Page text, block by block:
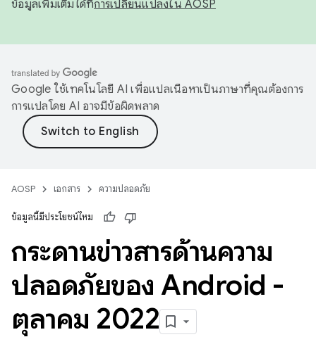
ข้อมูลเพิ่มเติมได้ที่การเปลี่ยนแปลงใน AOSP
Google ใช้เทคโนโลยี AI เพื่อแปลเนื้อหาเป็นภาษาที่คุณต้องการ
การแปลโดย AI อาจมีข้อผิดพลาด
AOSP เอกสาร ความปลอดภัย
ข้อมูลนี้มีประโยชน์ไหม
กระดานข่าวสารด้านความ
ปลอดภัยของ Android -
ตุลาคม 2022